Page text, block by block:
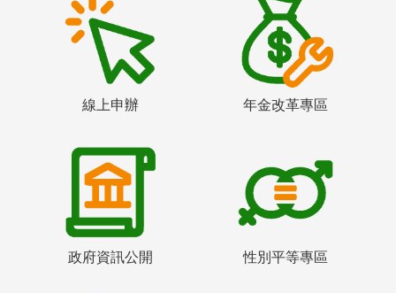
線上申辦 年金改革專區
政府資訊公開 性別平等專區